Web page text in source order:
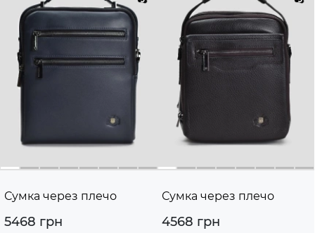
Сумка через плечо
5468 грн
Сумка через плечо
4568 грн